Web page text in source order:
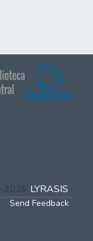
2026 LYRASIS
Send Feedback